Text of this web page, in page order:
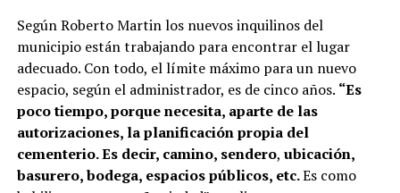
Según Roberto Martin los nuevos inquilinos del
municipio están trabajando para encontrar el lugar
adecuado. Con todo, el límite máximo para un nuevo
espacio, según el administrador, es de cinco años. “Es
poco tiempo, porque necesita, aparte de las
autorizaciones, la planificación propia del
cementerio. Es decir, camino, sendero, ubicación,
basurero, bodega, espacios públicos, etc.Es como